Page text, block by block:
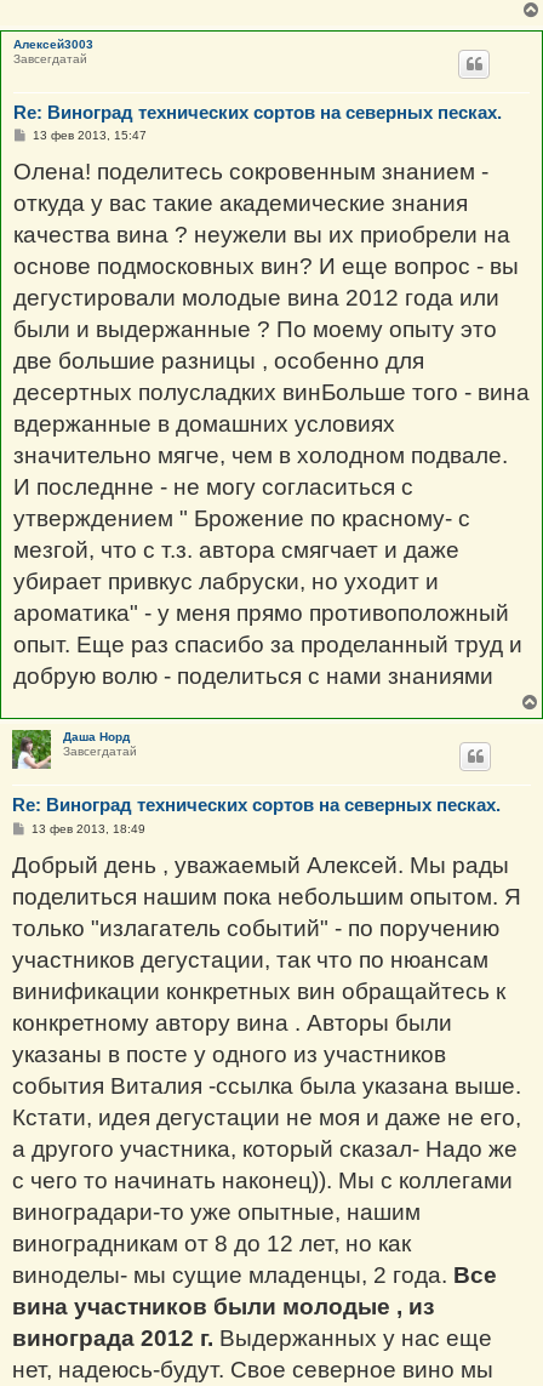
Алексей3003
Завсегдатай
Re: Виноград технических сортов на северных песках.
С
о
б
и
13 фев 2013, 15:47
Олена! поделитесь сокровенным знанием -
откуда у вас такие академические знания
качества вина ? неужели вы их приобрели на
основе подмосковных вин? И еще вопрос - вы
дегустировали молодые вина 2012 года или
были и выдержанные ? По моему опыту это
две большие разницы , особенно для
десертных полусладких винБольше того - вина
вдержанные в домашних условиях
значительно мягче, чем в холодном подвале.
И последнне - не могу согласиться с
утверждением " Брожение по красному- с
мезгой, что с т.з. автора смягчает и даже
убирает привкус лабруски, но уходит и
ароматика" - у меня прямо противоположный
опыт. Еще раз спасибо за проделанный труд и
добрую волю - поделиться с нами знаниями
Даша Норд
Завсегдатай
Re: Виноград технических сортов на северных песках.
С
б
е
и
13 фев 2013, 18:49
Добрый день , уважаемый Алексей. Мы рады
поделиться нашим пока небольшим опытом. Я
только "излагатель событий" - по поручению
участников дегустации, так что по нюансам
винификации конкретных вин обращайтесь к
конкретному автору вина . Авторы были
указаны в посте у одного из участников
события Виталия -ссылка была указана выше.
Кстати, идея дегустации не моя и даже не его,
а другого участника, который сказал- Надо же
с чего то начинать наконец)). Мы с коллегами
виноградари-то уже опытные, нашим
виноградникам от 8 до 12 лет, но как
виноделы- мы сущие младенцы, 2 года. Все
вина участников были молодые , из
винограда 2012 г. Выдержанных у нас еще
нет, надеюсь-будут. Свое северное вино мы